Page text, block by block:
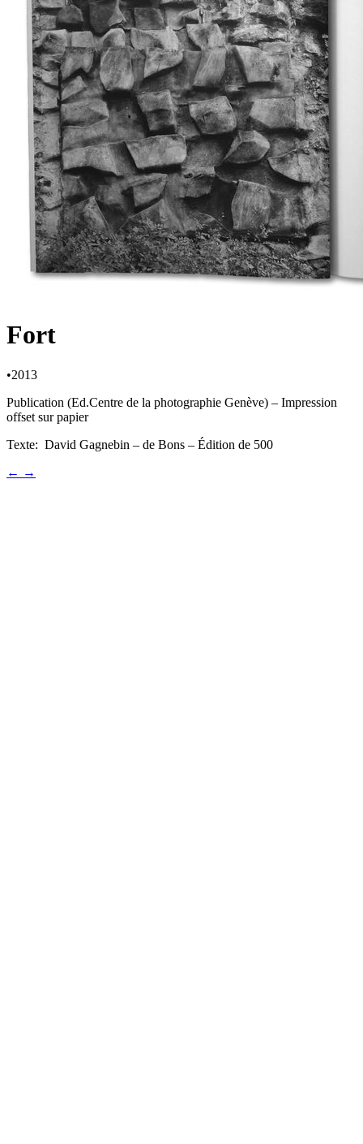
Fort
•2013
Publication (Ed.Centre de la photographie Genève) – Impression
offset sur papier
Texte: David Gagnebin – de Bons – Édition de 500
← →